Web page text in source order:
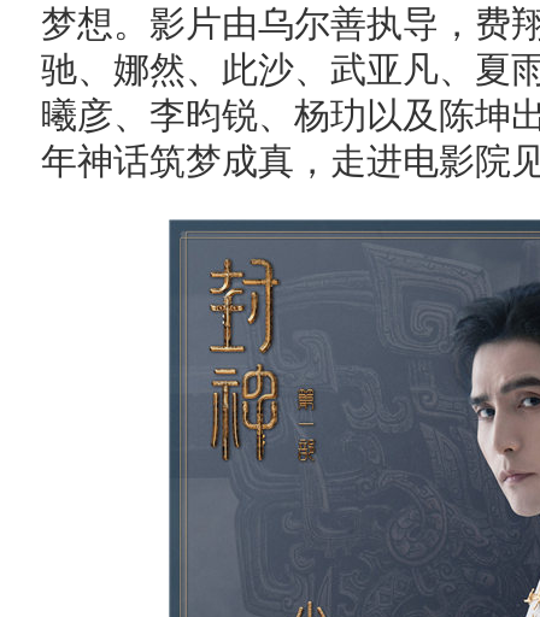
梦想。影片由乌尔善执导，费
驰、娜然、此沙、武亚凡、夏
曦彦、李昀锐、杨玏以及陈坤
年神话筑梦成真，走进电影院